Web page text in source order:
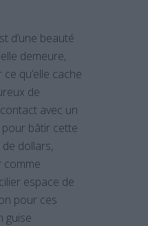
d’une beauté
demeure,
qu’elle cache
de
avec un
bâtir cette
dollars,
comme
espace de
pour ces
guise